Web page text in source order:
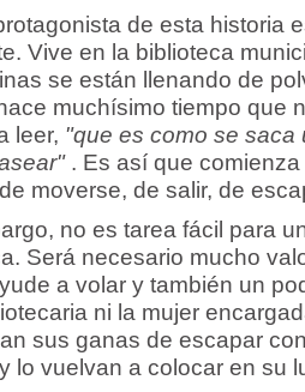
de esta historia
Vive en la biblioteca
se están llenando de
muchísimo tiempo que
leer, "que es como se saca
. Es así que
moverse, de salir, de
no es tarea fácil para
Será necesario mucho
a volar y también un
ni la mujer
sus ganas de escapar
lo vuelvan a colocar en su